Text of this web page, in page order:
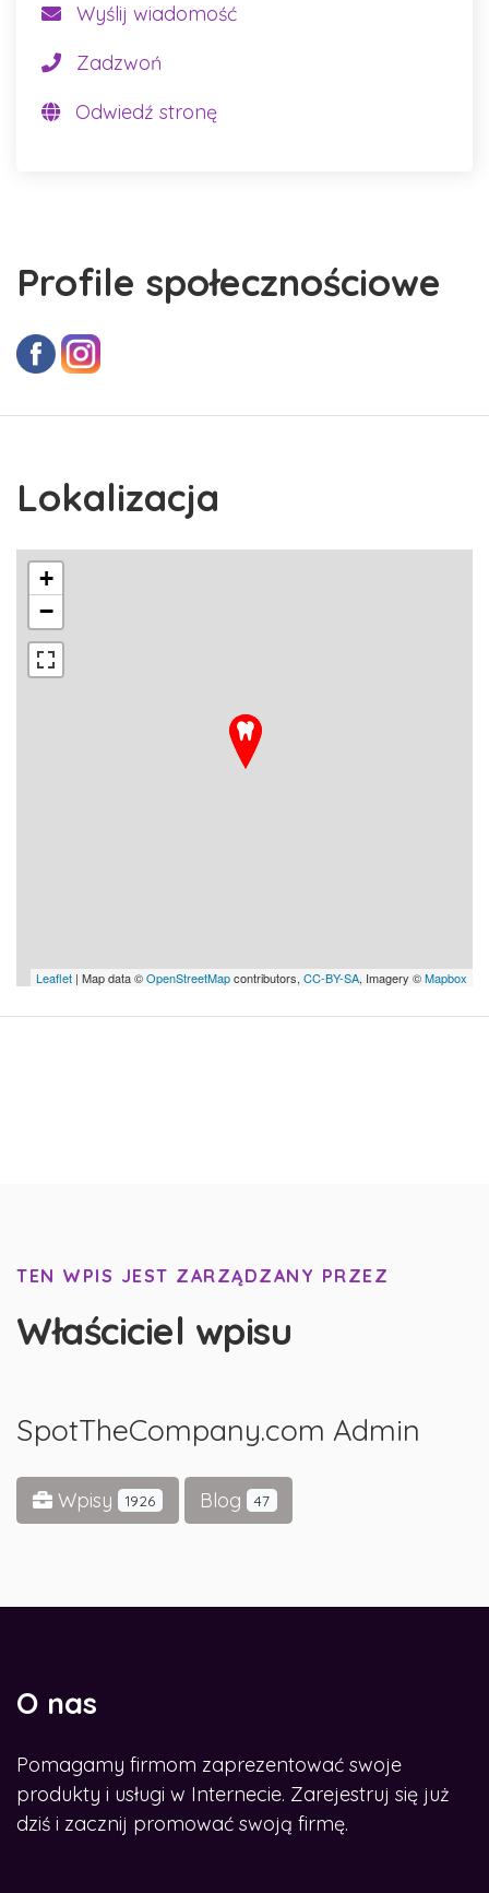
Profile społecznościowe
Lokalizacja
+
−
Leaflet | Map data ©OpenStreetMapcontributors, CC-BY-SA, Imagery ©Mapbox
Wyślij wiadomość
Zadzwoń
Odwiedź stronę
TEN WPIS JEST ZARZĄDZANY PRZEZ
Właściciel wpisu
SpotTheCompany.com Admin
Wpisy 1926 Blog 47
O nas
Pomagamy firmom zaprezentować swoje
produkty i usługi w Internecie. Zarejestruj się już
dziś i zacznij promować swoją firmę.